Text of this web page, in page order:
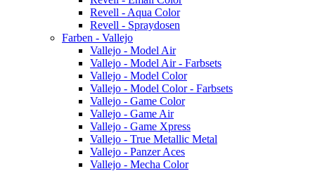
Revell - Aqua Color
Revell - Spraydosen
Farben - Vallejo
Vallejo - Model Air
Vallejo - Model Air - Farbsets
Vallejo - Model Color
Vallejo - Model Color - Farbsets
Vallejo - Game Color
Vallejo - Game Air
Vallejo - Game Xpress
Vallejo - True Metallic Metal
Vallejo - Panzer Aces
Vallejo - Mecha Color